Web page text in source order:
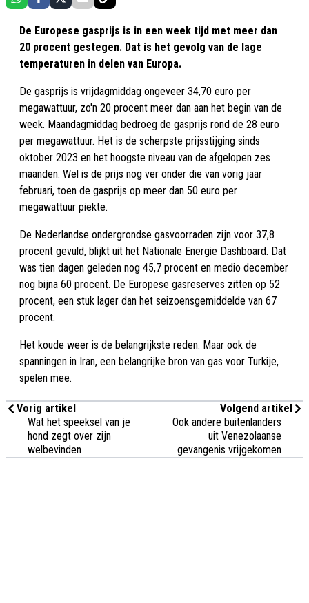
De Europese gasprijs is in een week tijd met meer dan
20 procent gestegen. Dat is het gevolg van de lage
temperaturen in delen van Europa.
De gasprijs is vrijdagmiddag ongeveer 34,70 euro per
megawattuur, zo'n 20 procent meer dan aan het begin van de
week. Maandagmiddag bedroeg de gasprijs rond de 28 euro
per megawattuur. Het is de scherpste prijsstijging sinds
oktober 2023 en het hoogste niveau van de afgelopen zes
maanden. Wel is de prijs nog ver onder die van vorig jaar
februari, toen de gasprijs op meer dan 50 euro per
megawattuur piekte.
De Nederlandse ondergrondse gasvoorraden zijn voor 37,8
procent gevuld, blijkt uit het Nationale Energie Dashboard. Dat
was tien dagen geleden nog 45,7 procent en medio december
nog bijna 60 procent. De Europese gasreserves zitten op 52
procent, een stuk lager dan het seizoensgemiddelde van 67
procent.
Het koude weer is de belangrijkste reden. Maar ook de
spanningen in Iran, een belangrijke bron van gas voor Turkije,
spelen mee.
Vorig artikel
Wat het speeksel van je
hond zegt over zijn
welbevinden
Volgend artikel
Ook andere buitenlanders
uit Venezolaanse
gevangenis vrijgekomen